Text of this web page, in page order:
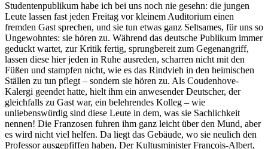
Studentenpublikum habe ich bei uns noch nie gesehn: die jungen
Leute lassen fast jeden Freitag vor kleinem Auditorium einen
fremden Gast sprechen, und sie tun etwas ganz Seltsames, für uns so
Ungewohntes: sie hören zu. Während das deutsche Publikum immer
geduckt wartet, zur Kritik fertig, sprungbereit zum Gegenangriff,
lassen diese hier jeden in Ruhe ausreden, scharren nicht mit den
Füßen und stampfen nicht, wie es das Rindvieh in den heimischen
Ställen zu tun pflegt – sondern sie hören zu. Als Coudenhove-
Kalergi geendet hatte, hielt ihm ein anwesender Deutscher, der
gleichfalls zu Gast war, ein belehrendes Kolleg – wie
unliebenswürdig sind diese Leute in dem, was sie Sachlichkeit
nennen! Die Franzosen fuhren ihm ganz leicht über den Mund, aber
es wird nicht viel helfen. Da liegt das Gebäude, wo sie neulich den
Professor ausgepfiffen haben, Der Kultusminister François-Albert,